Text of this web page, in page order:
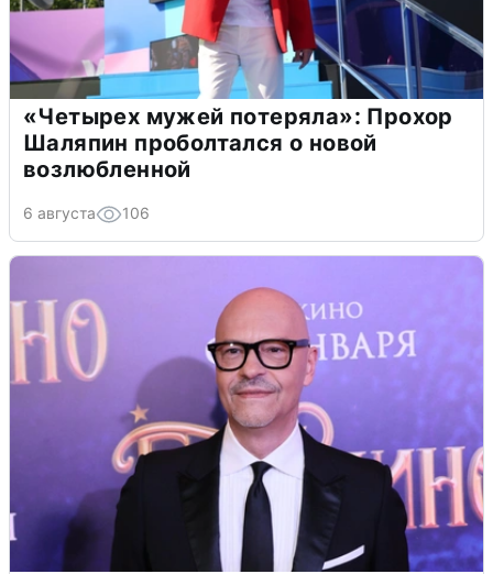
«Четырех мужей потеряла»: Прохор
Шаляпин проболтался о новой
возлюбленной
6 августа 106